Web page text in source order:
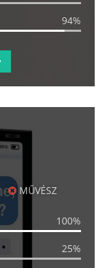
94%
MŰVÉSZ
100%
25%